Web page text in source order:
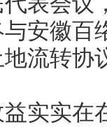
安徽百
流转协
实在